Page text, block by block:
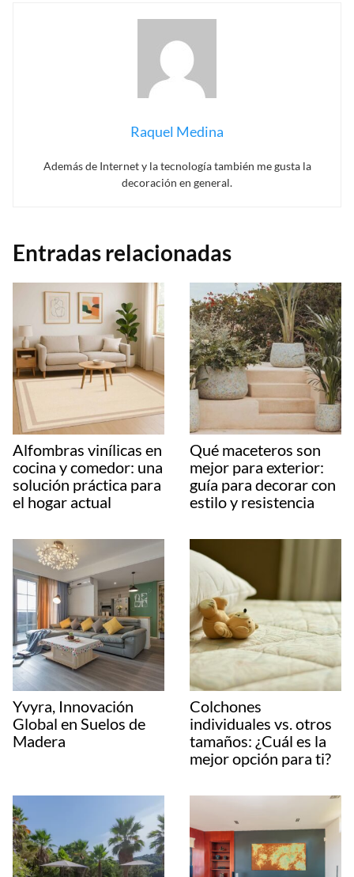
Raquel Medina
Además de Internet y la tecnología también me gusta la
decoración en general.
Entradas relacionadas
Alfombras vinílicas en
cocina y comedor: una
solución práctica para
el hogar actual
Qué maceteros son
mejor para exterior:
guía para decorar con
estilo y resistencia
Yvyra, Innovación
Global en Suelos de
Madera
Colchones
individuales vs. otros
tamaños: ¿Cuál es la
mejor opción para ti?